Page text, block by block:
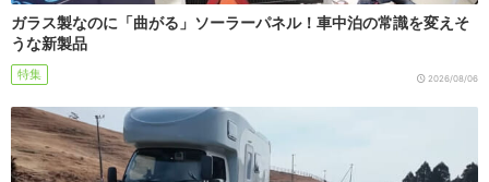
ガラス製なのに「曲がる」ソーラーパネル！車中泊の常識を変えそ
うな新製品
特集 2026/08/06